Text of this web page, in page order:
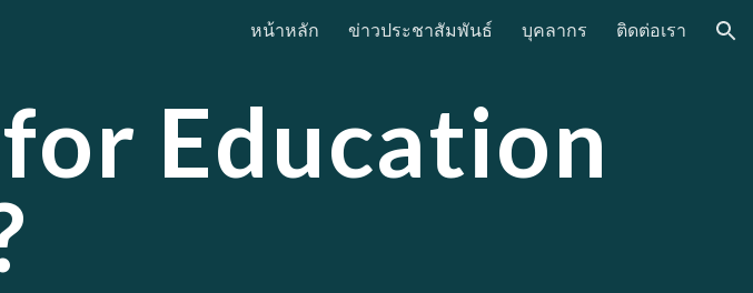
Skip to navigation
หน้าหลัก ข่าวประชาสัมพันธ์ บุคลากร ติดต่อเรา
Education